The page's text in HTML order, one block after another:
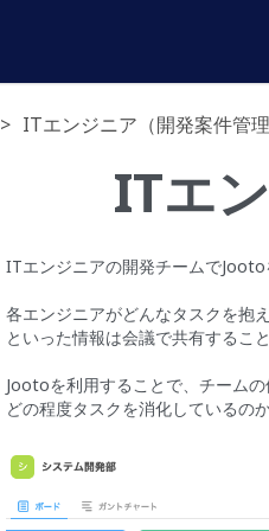
> ITエンジニア（開発案件管理
ITエ
ITエンジニアの開発チームでJooto
各エンジニアがどんなタスクを抱
といった情報は会議で共有するこ
Jootoを利用することで、チーム
どの程度タスクを消化しているの